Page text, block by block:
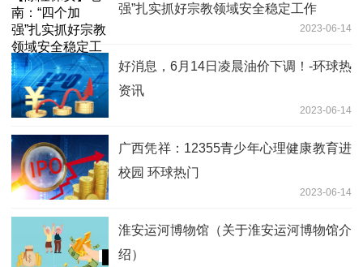
强”扎实抓好宗教领域安全稳定工作
2023-06-14
好消息，6月14日凌晨油价下调！-环球热
资讯
2023-06-14
广西凭祥：12355青少年心理健康教育进
校园 环球热门
2023-06-14
淮安运河博物馆（关于淮安运河博物馆介
绍）